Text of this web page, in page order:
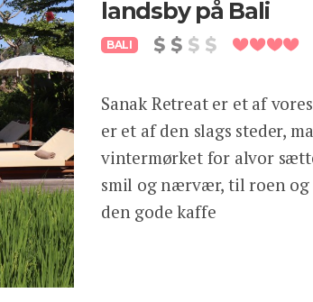
landsby på Bali
BALI
Sanak Retreat er et af
er et af den slags steder,
vintermørket for alvor
smil og nærvær, til roen og
den gode kaffe